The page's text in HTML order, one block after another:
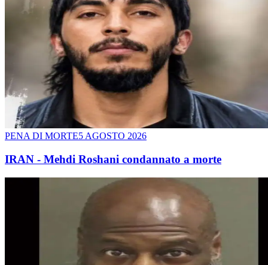
PENA DI MORTE5 AGOSTO 2026
IRAN - Mehdi Roshani condannato a morte